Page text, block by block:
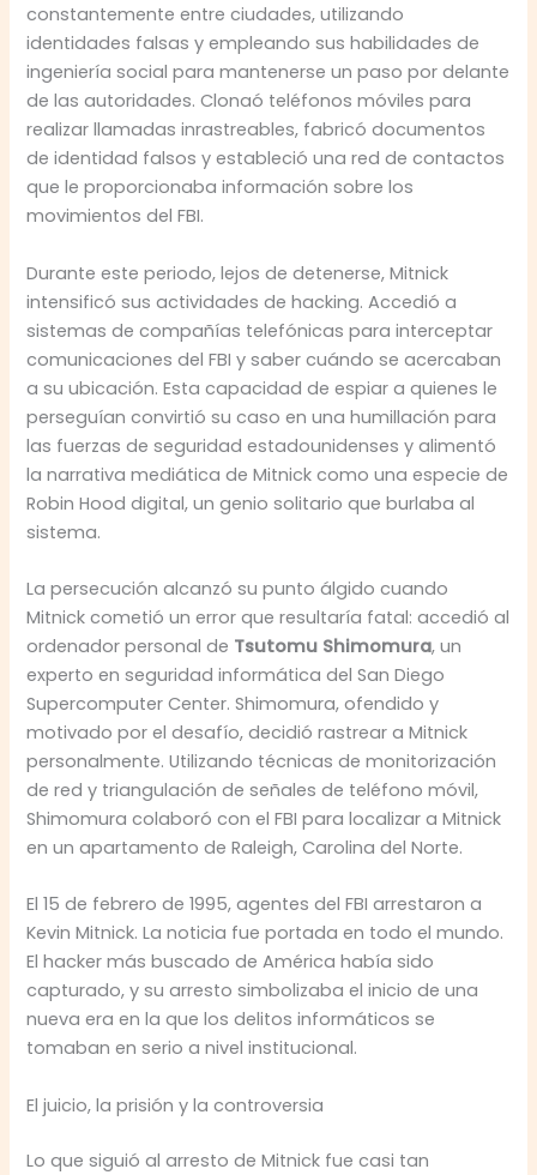
constantemente entre ciudades, utilizando
identidades falsas y empleando sus habilidades de
ingeniería social para mantenerse un paso por delante
de las autoridades. Clonaó teléfonos móviles para
realizar llamadas inrastreables, fabricó documentos
de identidad falsos y estableció una red de contactos
que le proporcionaba información sobre los
movimientos del FBI.
Durante este periodo, lejos de detenerse, Mitnick
intensificó sus actividades de hacking. Accedió a
sistemas de compañías telefónicas para interceptar
comunicaciones del FBI y saber cuándo se acercaban
a su ubicación. Esta capacidad de espiar a quienes le
perseguían convirtió su caso en una humillación para
las fuerzas de seguridad estadounidenses y alimentó
la narrativa mediática de Mitnick como una especie de
Robin Hood digital, un genio solitario que burlaba al
sistema.
La persecución alcanzó su punto álgido cuando
Mitnick cometió un error que resultaría fatal: accedió al
ordenador personal de Tsutomu Shimomura, un
experto en seguridad informática del San Diego
Supercomputer Center. Shimomura, ofendido y
motivado por el desafío, decidió rastrear a Mitnick
personalmente. Utilizando técnicas de monitorización
de red y triangulación de señales de teléfono móvil,
Shimomura colaboró con el FBI para localizar a Mitnick
en un apartamento de Raleigh, Carolina del Norte.
El 15 de febrero de 1995, agentes del FBI arrestaron a
Kevin Mitnick. La noticia fue portada en todo el mundo.
El hacker más buscado de América había sido
capturado, y su arresto simbolizaba el inicio de una
nueva era en la que los delitos informáticos se
tomaban en serio a nivel institucional.
El juicio, la prisión y la controversia
Lo que siguió al arresto de Mitnick fue casi tan